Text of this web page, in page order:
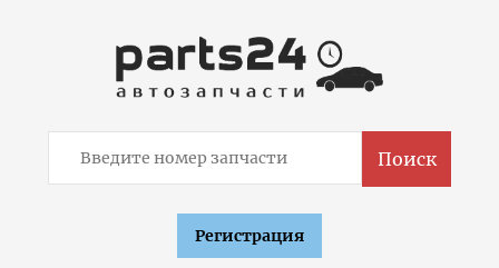
Поиск
Регистрация